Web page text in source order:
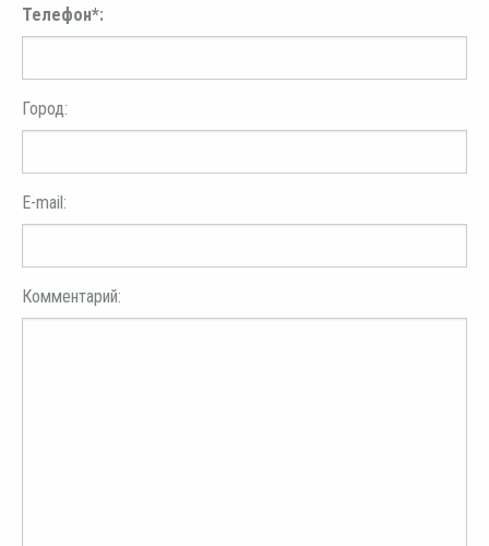
Телефон*:
Город:
E-mail:
Комментарий: